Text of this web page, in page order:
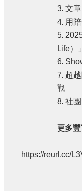
3. 文
4. 用
5.
Life）
6.
7. 超
戰
8. 社
更多
https://reurl.cc/